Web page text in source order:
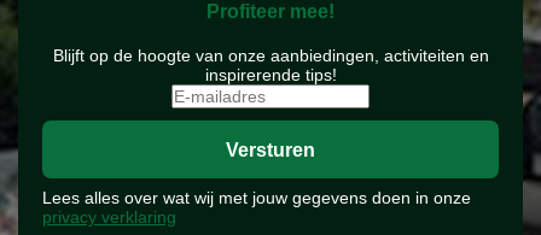
Profiteer mee!
Blijft op de hoogte van onze aanbiedingen, activiteiten en
inspirerende tips!
Lees alles over wat wij met jouw gegevens doen in onze
privacy verklaring